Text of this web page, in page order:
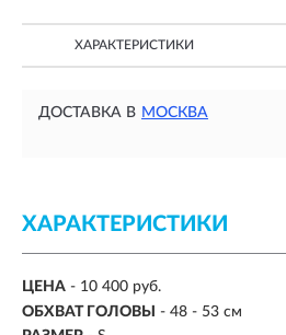
ХАРАКТЕРИСТИКИ
ДОСТАВКА В МОСКВА
ХАРАКТЕРИСТИКИ
ЦЕНА - 10 400 руб.
ОБХВАТ ГОЛОВЫ
- 48 - 53 см